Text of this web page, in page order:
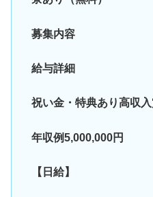
募集内容
給与詳細
祝い金・特典あり高収
年収例5,000,000円
【日給】